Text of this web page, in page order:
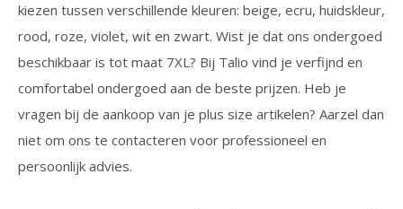
kiezen tussen verschillende kleuren: beige, ecru, huidskleur,
rood, roze, violet, wit en zwart. Wist je dat ons ondergoed
beschikbaar is tot maat 7XL? Bij Talio vind je verfijnd en
comfortabel ondergoed aan de beste prijzen. Heb je
vragen bij de aankoop van je plus size artikelen? Aarzel dan
niet om ons te contacteren voor professioneel en
persoonlijk advies.